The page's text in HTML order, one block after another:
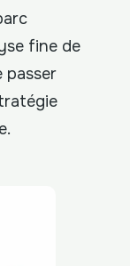
fine de
passer